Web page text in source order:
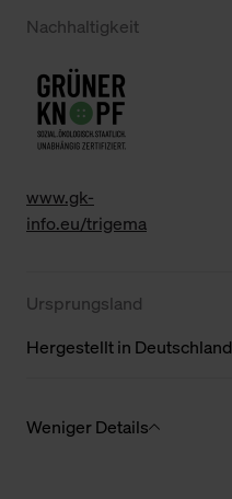
Nachhaltigkeit
www.gk-
info.eu/trigema
Ursprungsland
Hergestellt in Deutschland
Weniger Details